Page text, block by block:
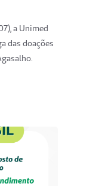
a Unimed
das doações